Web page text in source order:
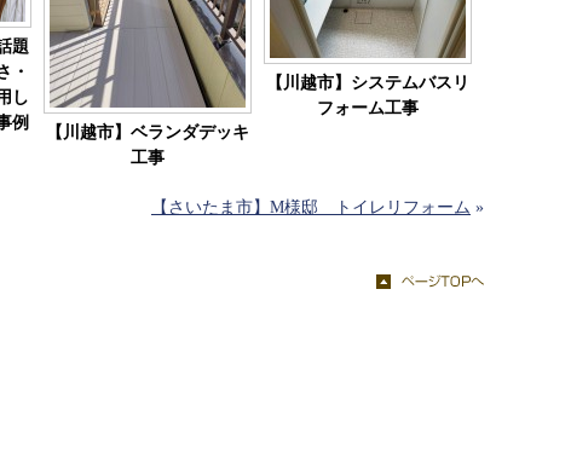
題
・
し
例
【川越市】ベランダデッキ
工事
【川越市】システムバスリ
フォーム工事
【さいたま市】M様邸 トイレリフォーム »